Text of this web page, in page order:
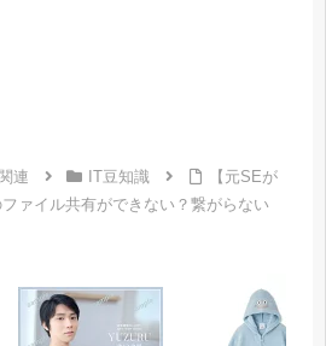
連 IT豆知識
【元SEが
ァイル共有ができない？繋がらない